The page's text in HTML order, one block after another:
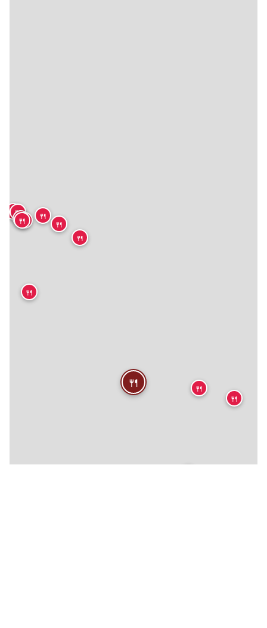
🍴
🍴
🍴
🍴
🍴
🍴
🍴
🍴
🍴
🍴
🍴
🍴